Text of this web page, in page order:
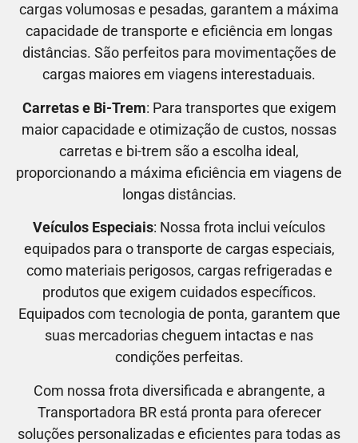
cargas volumosas e pesadas, garantem a máxima
capacidade de transporte e eficiência em longas
distâncias. São perfeitos para movimentações de
cargas maiores em viagens interestaduais.
Carretas e Bi-Trem: Para transportes que exigem
maior capacidade e otimização de custos, nossas
carretas e bi-trem são a escolha ideal,
proporcionando a máxima eficiência em viagens de
longas distâncias.
Veículos Especiais: Nossa frota inclui veículos
equipados para o transporte de cargas especiais,
como materiais perigosos, cargas refrigeradas e
produtos que exigem cuidados específicos.
Equipados com tecnologia de ponta, garantem que
suas mercadorias cheguem intactas e nas
condições perfeitas.
Com nossa frota diversificada e abrangente, a
Transportadora BR está pronta para oferecer
soluções personalizadas e eficientes para todas as